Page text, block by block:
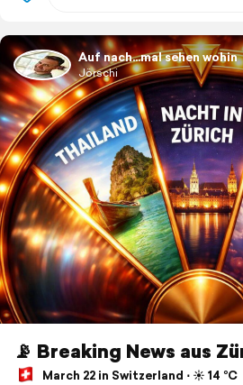
Auf nach...mal sehen wohin
Jörschi
📡 Breaking News aus
March 22 in Switzerland ⋅ ☀️ 14 °C